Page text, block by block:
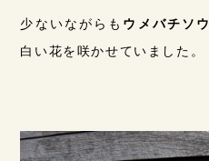
少ないながらも ウメバチソウ
白い花を咲かせていました。